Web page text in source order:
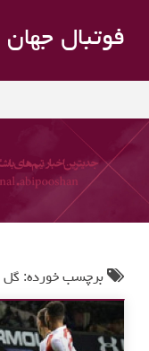
فوتبال جهان
برچسب خورده: گل